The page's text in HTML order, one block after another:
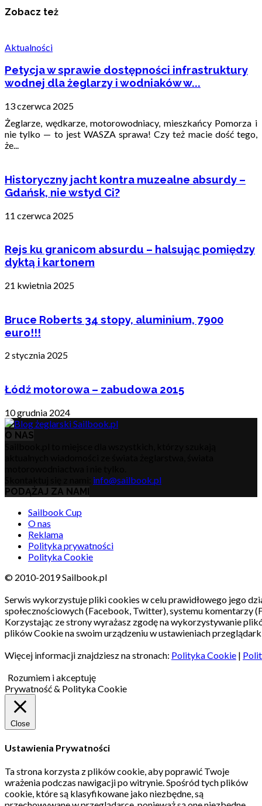
Zobacz też
Aktualności
Petycja w sprawie dostępności infrastruktury
wodnej dla żeglarzy i wodniaków w...
13 czerwca 2025
Żeglarze, wędkarze, motorowodniacy, mieszkańcy Pomorza i
nie tylko — to jest WASZA sprawa! Czy też macie dość tego,
że...
Historyczny jacht kontra muzealne absurdy –
Gdańsk, nie wstyd Ci?
11 czerwca 2025
Rejs ku granicom absurdu – halsując pomiędzy
dyktą i kartonem
21 kwietnia 2025
Bruce Roberts 34 stopy, aluminium, 7900
euro!!!
2 stycznia 2025
Łódź motorowa – zabudowa 2015
10 grudnia 2024
O NAS
info@sailbook.pl
PODĄŻAJ ZA NAMI
Sailbook Cup
O nas
Reklama
Polityka prywatności
Polityka Cookie
© 2010-2019 Sailbook.pl
Serwis wykorzystuje pliki cookies w celu prawidłowego jego
społecznościowych (Facebook, Twitter), systemu komentarzy
Korzystając ze strony wyrażasz zgodę na wykorzystywanie
plików Cookie na swoim urządzeniu w ustawieniach
Więcej informacji znajdziesz na stronach: Polityka Cookie |
Rozumiem i akceptuję
Prywatność & Polityka Cookie
Close
Ustawienia Prywatności
Ta strona korzysta z plików cookie, aby poprawić Twoje
wrażenia podczas nawigacji po witrynie.Spośród tych plików
cookie, które są klasyfikowane jako niezbędne, są